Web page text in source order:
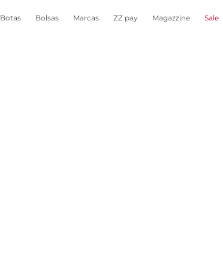
Botas Bolsas Marcas ZZ pay Magazzine Sale